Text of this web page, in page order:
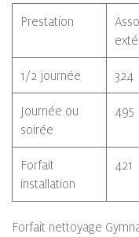
Prestation
1/2 journée 324
Journée ou
soirée
495
Forfait
installation
421
Forfait nettoyage